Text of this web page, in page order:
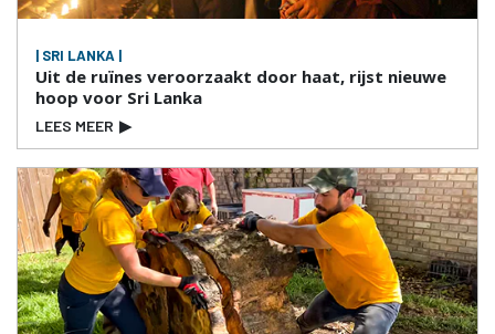
| SRI LANKA |
Uit de ruïnes veroorzaakt door haat, rijst nieuwe
hoop voor Sri Lanka
LEES MEER ▶